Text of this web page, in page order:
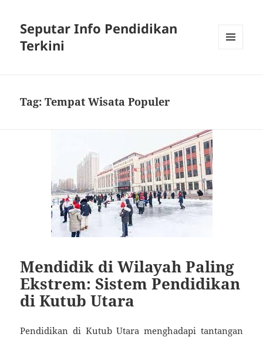
Seputar Info Pendidikan
Terkini
Tag:Tempat Wisata Populer
Mendidik di Wilayah Paling
Ekstrem: Sistem Pendidikan
di Kutub Utara
Pendidikan di Kutub Utara menghadapi tantangan